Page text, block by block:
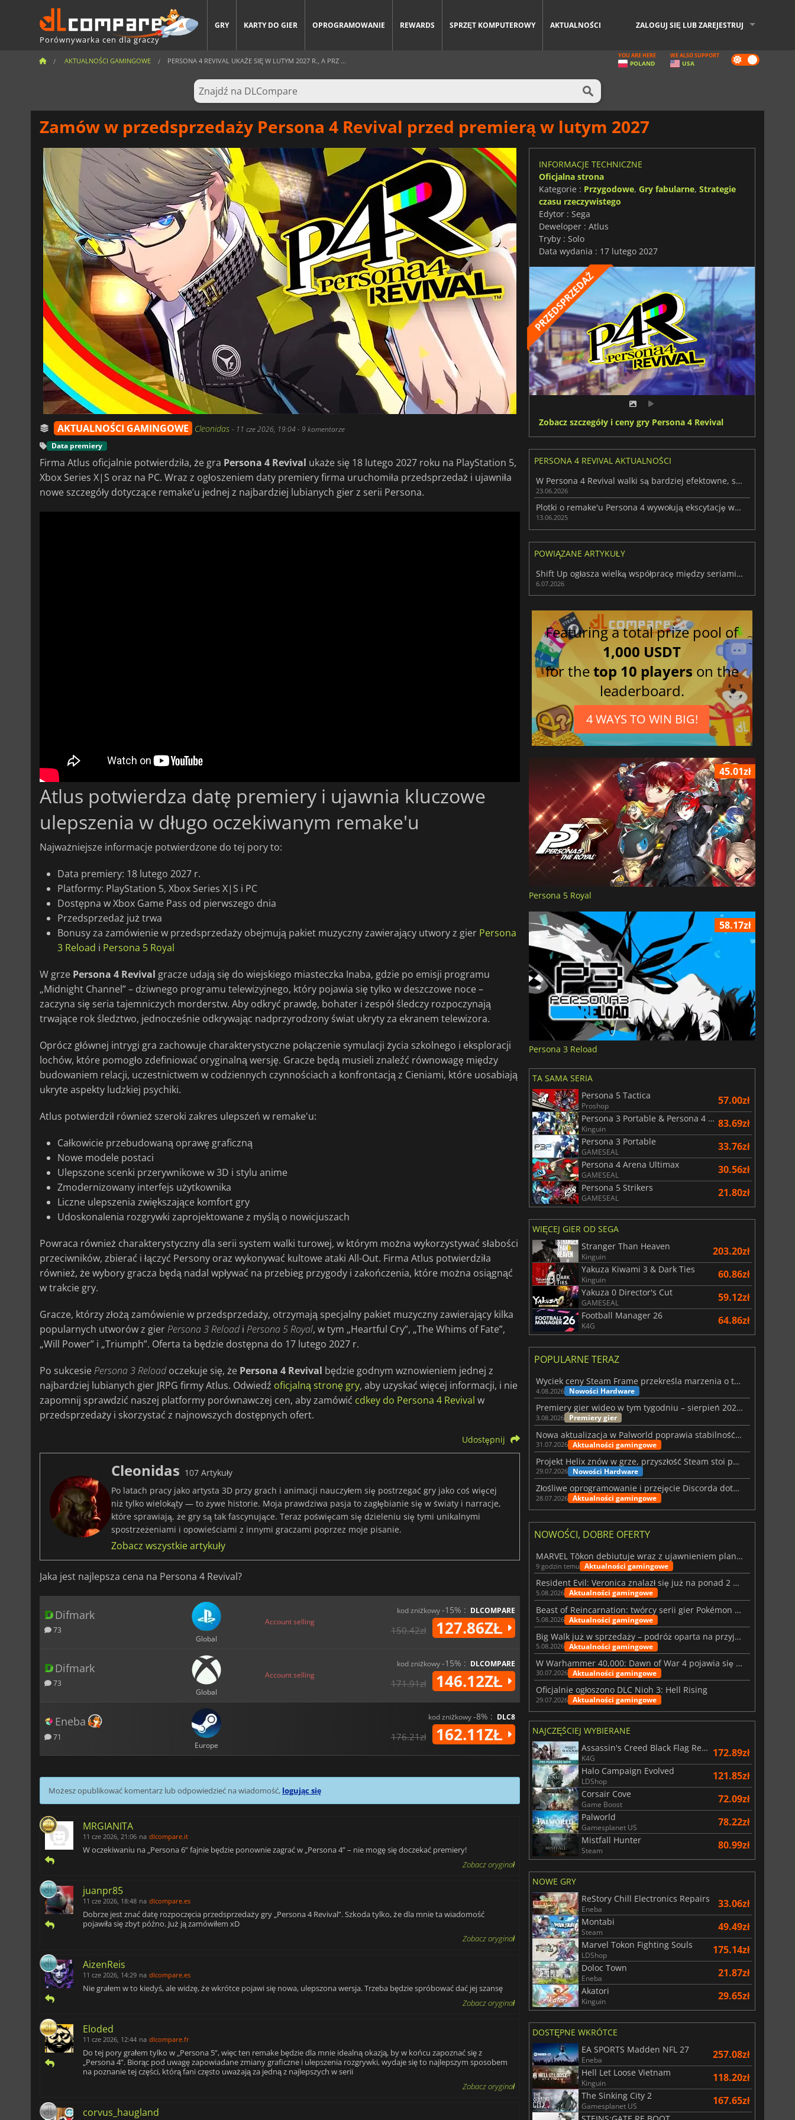
Porównywarka cen dla graczy
GRY KARTY DO GIER OPROGRAMOWANIE REWARDS SPRZĘT KOMPUTEROWY AKTUALNOŚCI ZALOGUJ SIĘ LUB ZAREJESTRUJ
AKTUALNOŚCI GAMINGOWE PERSONA 4 REVIVAL UKAŻE SIĘ W LUTYM 2027 R., A PRZ ... Dark
mode
YOU ARE HERE
POLAND
WE ALSO SUPPORT
USA
Zamów w przedsprzedaży Persona 4 Revival przed premierą w lutym 2027
AKTUALNOŚCI GAMINGOWE Cleonidas - 11 cze 2026, 19:04- 9 komentarze
Data premiery
Firma Atlus oficjalnie potwierdziła, że gra Persona 4 Revival ukaże się 18 lutego 2027 roku na PlayStation 5,
Xbox Series X|S oraz na PC. Wraz z ogłoszeniem daty premiery firma uruchomiła przedsprzedaż i ujawniła
nowe szczegóły dotyczące remake’u jednej z najbardziej lubianych gier z serii Persona.
Atlus potwierdza datę premiery i ujawnia kluczowe
ulepszenia w długo oczekiwanym remake'u
Najważniejsze informacje potwierdzone do tej pory to:
Data premiery: 18 lutego 2027 r.
Platformy: PlayStation 5, Xbox Series X|S i PC
Dostępna w Xbox Game Pass od pierwszego dnia
Przedsprzedaż już trwa
Bonusy za zamówienie w przedsprzedaży obejmują pakiet muzyczny zawierający utwory z gier Persona
3 Reload i Persona 5 Royal
W grze Persona 4 Revival gracze udają się do wiejskiego miasteczka Inaba, gdzie po emisji programu
„Midnight Channel” – dziwnego programu telewizyjnego, który pojawia się tylko w deszczowe noce –
zaczyna się seria tajemniczych morderstw. Aby odkryć prawdę, bohater i zespół śledczy rozpoczynają
trwające rok śledztwo, jednocześnie odkrywając nadprzyrodzony świat ukryty za ekranem telewizora.
Oprócz głównej intrygi gra zachowuje charakterystyczne połączenie symulacji życia szkolnego i eksploracji
lochów, które pomogło zdefiniować oryginalną wersję. Gracze będą musieli znaleźć równowagę między
budowaniem relacji, uczestnictwem w codziennych czynnościach a konfrontacją z Cieniami, które uosabiają
ukryte aspekty ludzkiej psychiki.
Atlus potwierdził również szeroki zakres ulepszeń w remake'u:
Całkowicie przebudowaną oprawę graficzną
Nowe modele postaci
Ulepszone scenki przerywnikowe w 3D i stylu anime
Zmodernizowany interfejs użytkownika
Liczne ulepszenia zwiększające komfort gry
Udoskonalenia rozgrywki zaprojektowane z myślą o nowicjuszach
Powraca również charakterystyczny dla serii system walki turowej, w którym można wykorzystywać słabości
przeciwników, zbierać i łączyć Persony oraz wykonywać kultowe ataki All-Out. Firma Atlus potwierdziła
również, że wybory gracza będą nadal wpływać na przebieg przygody i zakończenia, które można osiągnąć
w trakcie gry.
Gracze, którzy złożą zamówienie w przedsprzedaży, otrzymają specjalny pakiet muzyczny zawierający kilka
popularnych utworów z gierPersona 3 Reloadi Persona 5 Royal, w tym „Heartful Cry”, „The Whims of Fate”,
„Will Power” i „Triumph”. Oferta ta będzie dostępna do 17 lutego 2027 r.
Po sukcesiePersona 3 Reloadoczekuje się, że Persona 4 Revival będzie godnym wznowieniem jednej z
najbardziej lubianych gier JRPG firmy Atlus. Odwiedź oficjalną stronę gry, aby uzyskać więcej informacji, i nie
zapomnij sprawdzić naszej platformy porównawczej cen, aby zamówić cdkey do Persona 4 Revival w
przedsprzedaży i skorzystać z najnowszych dostępnych ofert.
Udostępnij
Cleonidas 107 Artykuły
Po latach pracy jako artysta 3D przy grach i animacji nauczyłem się postrzegać gry jako coś więcej
niż tylko wielokąty — to żywe historie. Moja prawdziwa pasja to zagłębianie się w światy i narracje,
które sprawiają, że gry są tak fascynujące. Teraz poświęcam się dzieleniu się tymi unikalnymi
spostrzeżeniami i opowieściami z innymi graczami poprzez moje pisanie.
Zobacz wszystkie artykuły
Jaka jest najlepsza cena na Persona 4 Revival?
Difmark
73
Global
Account selling
kod zniżkowy-15% : DLCOMPARE
150.42zł 127.86ZŁ
Difmark
73
Global
Account selling
kod zniżkowy-15% : DLCOMPARE
171.91zł 146.12ZŁ
Eneba
71
Europe
kod zniżkowy-8% : DLC8
176.21zł 162.11ZŁ
Możesz opublikować komentarz lub odpowiedzieć na wiadomość, logując się
MRGIANITA
11 cze 2026, 21:06 na dlcompare.it
W oczekiwaniu na „Persona 6” fajnie będzie ponownie zagrać w „Persona 4” – nie mogę się doczekać premiery!
Zobacz oryginał
juanpr85
11 cze 2026, 18:48 na dlcompare.es
Dobrze jest znać datę rozpoczęcia przedsprzedaży gry „Persona 4 Revival”. Szkoda tylko, że dla mnie ta wiadomość
pojawiła się zbyt późno. Już ją zamówiłem xD
Zobacz oryginał
AizenReis
11 cze 2026, 14:29 na dlcompare.es
Nie grałem w to kiedyś, ale widzę, że wkrótce pojawi się nowa, ulepszona wersja. Trzeba będzie spróbować dać jej szansę
Zobacz oryginał
Eloded
11 cze 2026, 12:44 na dlcompare.fr
Do tej pory grałem tylko w „Persona 5”, więc ten remake będzie dla mnie idealną okazją, by w końcu zapoznać się z
„Persona 4”. Biorąc pod uwagę zapowiadane zmiany graficzne i ulepszenia rozgrywki, wydaje się to najlepszym sposobem
na poznanie tej części, którą fani często uważają za jedną z najlepszych w serii
Zobacz oryginał
corvus_haugland
INFORMACJE TECHNICZNE
Oficjalna strona
Kategorie : Przygodowe, Gry fabularne, Strategie
czasu rzeczywistego
Edytor : Sega
Deweloper : Atlus
Tryby : Solo
Data wydania : 17 lutego 2027
Zobacz szczegóły i ceny gry Persona 4 Revival
PERSONA 4 REVIVAL AKTUALNOŚCI
W Persona 4 Revival walki są bardziej efektowne, szybsze i może zbyt łatwe
23.06.2026
Plotki o remake'u Persona 4 wywołują ekscytację w 2025 roku
13.06.2025
POWIĄZANE ARTYKUŁY
Shift Up ogłasza wielką współpracę między seriami NIKKE i Persona
6.07.2026
Featuring a total prize pool of
1,000 USDT
for thetop 10 players on the
leaderboard.
4 WAYS TO WIN BIG!
45.01zł
Persona 5 Royal
58.17zł
Persona 3 Reload
TA SAMA SERIA
Persona 5 Tactica
Proshop 57.00zł
Persona 3 Portable & Persona 4 Golden
Kinguin 83.69zł
Persona 3 Portable
GAMESEAL 33.76zł
Persona 4 Arena Ultimax
GAMESEAL 30.56zł
Persona 5 Strikers
GAMESEAL 21.80zł
WIĘCEJ GIER OD SEGA
Stranger Than Heaven
Kinguin 203.20zł
Yakuza Kiwami 3 & Dark Ties
Kinguin 60.86zł
Yakuza 0 Director's Cut
GAMESEAL 59.12zł
Football Manager 26
K4G 64.86zł
POPULARNE TERAZ
Wyciek ceny Steam Frame przekreśla marzenia o tanim zestawie VR
4.08.2026 Nowości Hardware
Premiery gier wideo w tym tygodniu – sierpień 2026 r. (32. tydzień)
3.08.2026 Premiery gier
Nowa aktualizacja w Palworld poprawia stabilność Sunreach i walk z bossami
31.07.2026 Aktualności gamingowe
Projekt Helix znów w grze, przyszłość Steam stoi pod znakiem zapytania
29.07.2026 Nowości Hardware
Złośliwe oprogramowanie i przejęcie Discorda dotknęły Meccha Chameleon
28.07.2026 Aktualności gamingowe
NOWOŚCI, DOBRE OFERTY
MARVEL Tōkon debiutuje wraz z ujawnieniem planu rozwoju na pierwszy rok
9 godzin temu Aktualności gamingowe
Resident Evil: Veronica znalazł się już na ponad 2 milionach list życzeń
5.08.2026 Aktualności gamingowe
Beast of Reincarnation: twórcy serii gier Pokémon wkraczają na nową ścieżkę
5.08.2026 Aktualności gamingowe
Big Walk już w sprzedaży – podróż oparta na przyjaźni
5.08.2026 Aktualności gamingowe
W Warhammer 40,000: Dawn of War 4 pojawia się frakcja Nekronów
30.07.2026 Aktualności gamingowe
Oficjalnie ogłoszono DLC Nioh 3: Hell Rising
29.07.2026 Aktualności gamingowe
NAJCZĘŚCIEJ WYBIERANE
Assassin's Creed Black Flag Resynced
K4G 172.89zł
Halo Campaign Evolved
LDShop 121.85zł
Corsair Cove
Game Boost 72.09zł
Palworld
Gamesplanet US 78.22zł
Mistfall Hunter
Steam 80.99zł
NOWE GRY
ReStory Chill Electronics Repairs
Eneba 33.06zł
Montabi
Steam 49.49zł
Marvel Tokon Fighting Souls
LDShop 175.14zł
Doloc Town
Eneba 21.87zł
Akatori
Kinguin 29.65zł
DOSTĘPNE WKRÓTCE
EA SPORTS Madden NFL 27
Eneba 257.08zł
Hell Let Loose Vietnam
Kinguin 118.20zł
The Sinking City 2
Gamesplanet US 167.65zł